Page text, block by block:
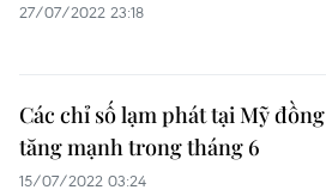
27/07/2022 23:18
Các chỉ số lạm phát tại Mỹ
tăng mạnh trong tháng 6
15/07/2022 03:24